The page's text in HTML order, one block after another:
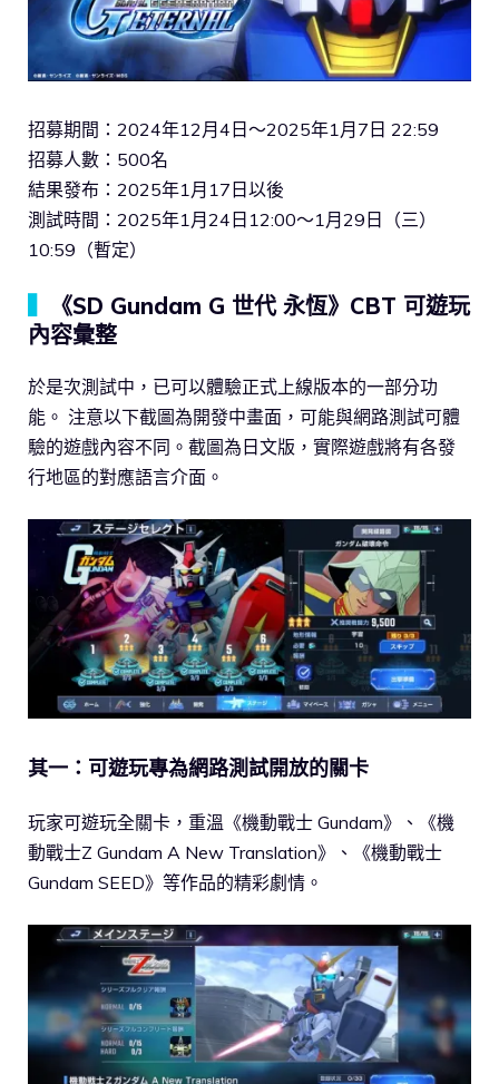
招募期間：2024年12月4日～2025年1月7日 22:59
招募人數：500名
結果發布：2025年1月17日以後
測試時間：2025年1月24日12:00～1月29日（三）
10:59（暫定）
《SD Gundam G 世代 永恆》CBT 可遊玩
內容彙整
於是次測試中，已可以體驗正式上線版本的一部分功
能。 注意以下截圖為開發中畫面，可能與網路測試可體
驗的遊戲內容不同。截圖為日文版，實際遊戲將有各發
行地區的對應語言介面。
其一：可遊玩專為網路測試開放的關卡
玩家可遊玩全關卡，重溫《機動戰士 Gundam》、《機
動戰士Z Gundam A New Translation》、《機動戰士
Gundam SEED》等作品的精彩劇情。